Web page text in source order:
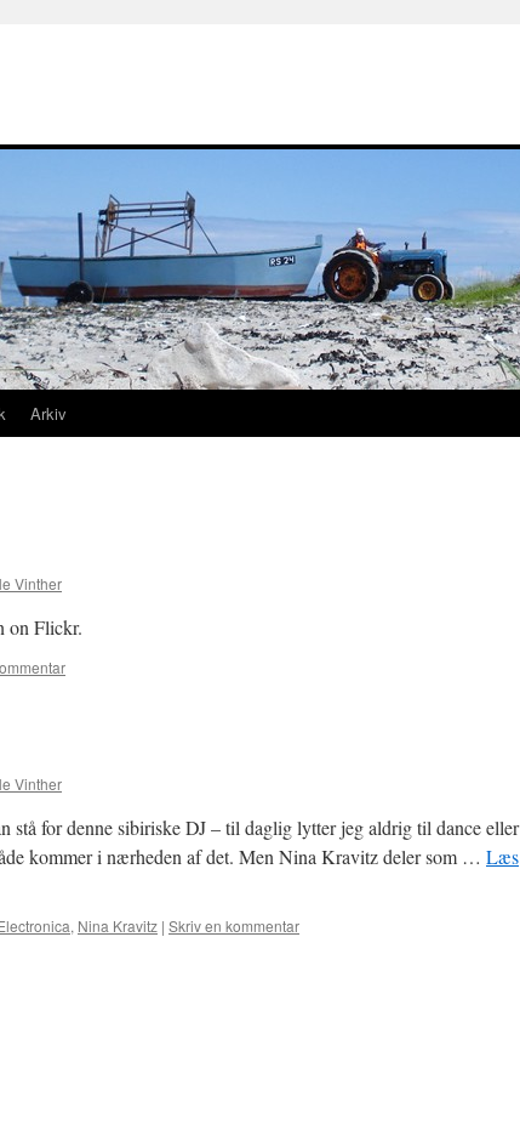
Arkiv
Vinther
on Flickr.
Vinther
stå for denne sibiriske DJ – til daglig lytter jeg aldrig til dance eller
kommer i nærheden af det. Men Nina Kravitz deler som … Læs
, Nina Kravitz | Skriv en kommentar